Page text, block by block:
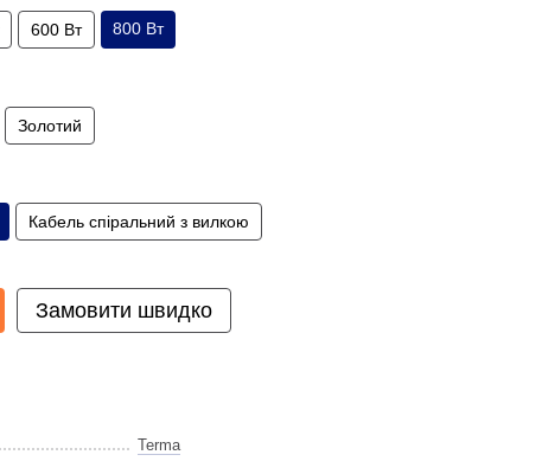
600 Вт 800 Вт
Золотий
Кабель спіральний з вилкою
Замовити швидко
Terma